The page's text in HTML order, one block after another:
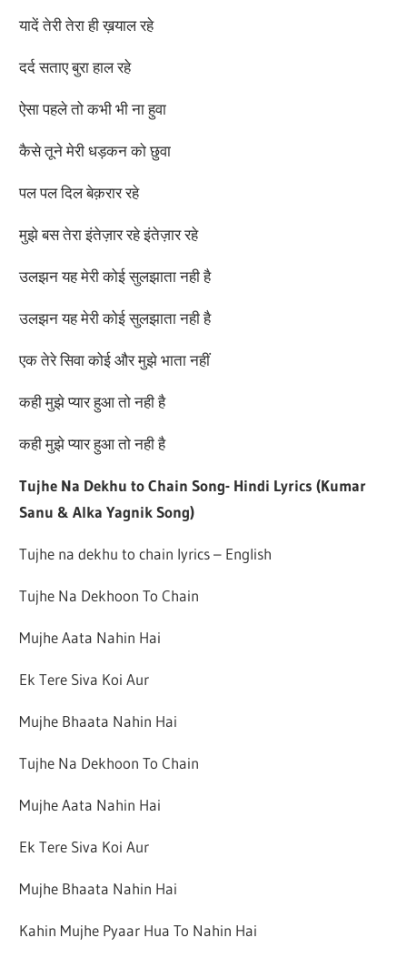
यादें तेरी तेरा ही ख़याल रहे
दर्द सताए बुरा हाल रहे
ऐसा पहले तो कभी भी ना हुवा
कैसे तूने मेरी धड़कन को छुवा
पल पल दिल बेक़रार रहे
मुझे बस तेरा इंतेज़ार रहे इंतेज़ार रहे
उलझन यह मेरी कोई सुलझाता नही है
उलझन यह मेरी कोई सुलझाता नही है
एक तेरे सिवा कोई और मुझे भाता नहीं
कही मुझे प्यार हुआ तो नही है
कही मुझे प्यार हुआ तो नही है
Tujhe Na Dekhu to Chain Song- Hindi Lyrics (Kumar
Sanu & Alka Yagnik Song)
Tujhe na dekhu to chain lyrics – English
Tujhe Na Dekhoon To Chain
Mujhe Aata Nahin Hai
Ek Tere Siva Koi Aur
Mujhe Bhaata Nahin Hai
Tujhe Na Dekhoon To Chain
Mujhe Aata Nahin Hai
Ek Tere Siva Koi Aur
Mujhe Bhaata Nahin Hai
Kahin Mujhe Pyaar Hua To Nahin Hai